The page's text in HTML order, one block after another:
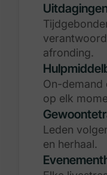
afronding.
On-demand
op elk
Leden
en herhaal.